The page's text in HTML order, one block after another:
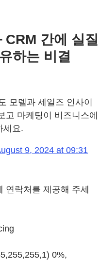
간에 실질
하는 비결
모델과 세일즈 인사이
고 마케팅이 비즈니스에
세요.
9, 2024 at 09:31
연락처를 제공해 주세
0%,